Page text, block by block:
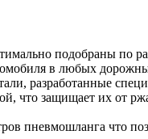
подобраны по
в любых
разработанные
что защищает их от
пневмошланга что